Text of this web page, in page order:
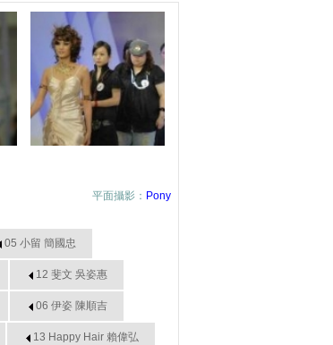
平面攝影： Pony
05 小留 簡國忠
12 斐文 吳姿惠
06 伊姿 陳順吉
13 Happy Hair 賴偉弘